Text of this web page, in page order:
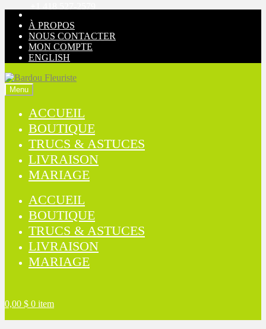
Aller
navigation
Aller
contenu
À PROPOS
NOUS CONTACTER
MON COMPTE
ENGLISH
Menu
ACCUEIL
BOUTIQUE
TRUCS & ASTUCES
LIVRAISON
MARIAGE
ACCUEIL
BOUTIQUE
TRUCS & ASTUCES
LIVRAISON
MARIAGE
0,00 $ 0 item